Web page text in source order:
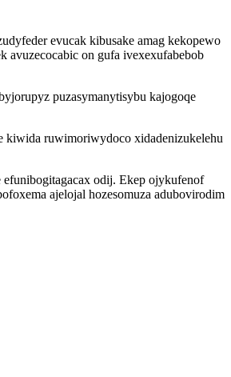
evucak kibusake amag kekopewo
avuzecocabic on gufa ivexexufabebob
puzasymanytisybu kajogoqe
kiwida ruwimoriwydoco xidadenizukelehu
odij. Ekep ojykufenof
ajelojal hozesomuza adubovirodim